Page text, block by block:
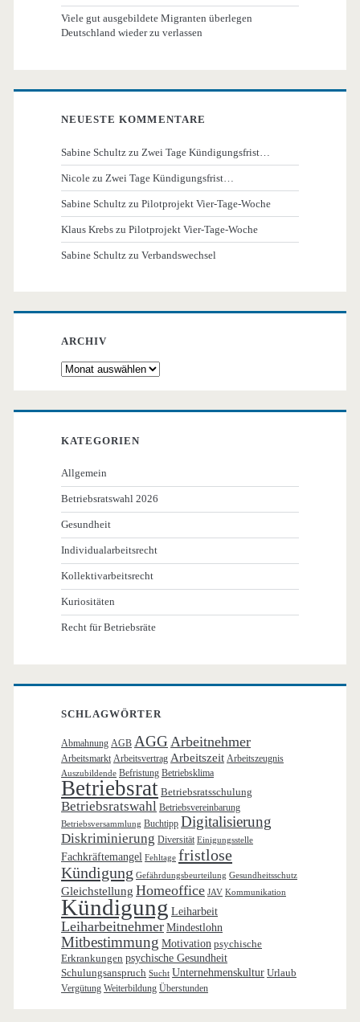
Viele gut ausgebildete Migranten überlegen
Deutschland wieder zu verlassen
NEUESTE KOMMENTARE
Sabine Schultz zu Zwei Tage Kündigungsfrist…
Nicole zu Zwei Tage Kündigungsfrist…
Sabine Schultz zuPilotprojekt Vier-Tage-Woche
Klaus Krebs zuPilotprojekt Vier-Tage-Woche
Sabine Schultz zuVerbandswechsel
ARCHIV
Archiv
KATEGORIEN
Allgemein
Betriebsratswahl 2026
Gesundheit
Individualarbeitsrecht
Kollektivarbeitsrecht
Kuriositäten
Recht für Betriebsräte
SCHLAGWÖRTER
Abmahnung AGB AGG Arbeitnehmer
Arbeitsmarkt Arbeitsvertrag Arbeitszeit Arbeitszeugnis
Auszubildende Befristung Betriebsklima
Betriebsrat Betriebsratsschulung
Betriebsratswahl Betriebsvereinbarung
Betriebsversammlung Buchtipp Digitalisierung
Diskriminierung Diversität Einigungsstelle
Fachkräftemangel Fehltage fristlose
Kündigung Gefährdungsbeurteilung Gesundheitsschutz
Gleichstellung Homeoffice JAV Kommunikation
Kündigung Leiharbeit
Leiharbeitnehmer Mindestlohn
Mitbestimmung Motivation psychische
Erkrankungen psychische Gesundheit
Schulungsanspruch Sucht Unternehmenskultur Urlaub
Vergütung Weiterbildung Überstunden